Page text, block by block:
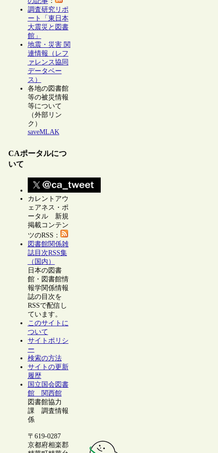
調査研究リポ
ート「東日本
大震災と図書
館」
地震・災害 関
連情報（レフ
ァレンス協同
データベー
ス）
各地の図書館
等の被災情報
等について
（外部リン
ク）
saveMLAK
CAポータルにつ
いて
カレントアウ
ェアネス・ポ
ータル 新規
掲載コンテン
ツのRSS：
図書館関係雑
誌目次RSS集
（国内）
日本の図書
館・図書館情
報学関係情報
誌の目次を
RSSで配信し
ています。
このサイトに
ついて
サイトポリシ
ー
検索の方法
サイトの更新
履歴
国立国会図書
館 関西館
図書館協力
課 調査情報
係
〒619-0287
京都府相楽郡